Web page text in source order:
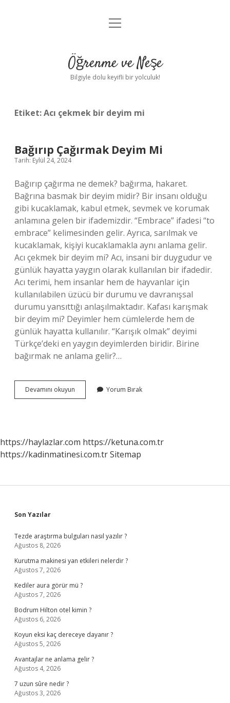
Anasayfa
Yasal Uyarı
menüyü
Öğrenme ve Neşe
Bilgiyle dolu keyifli bir yolculuk!
Etiket:Acı çekmek bir deyim mi
Bağırıp Çağırmak Deyim Mi
Tarih: Eylül 24, 2024
Bağırıp çağırma ne demek? bağırma, hakaret.
Bağrına basmak bir deyim midir? Bir insanı olduğu
gibi kucaklamak, kabul etmek, sevmek ve korumak
anlamına gelen bir ifademizdir. “Embrace” ifadesi “to
embrace” kelimesinden gelir. Ayrıca, sarılmak ve
kucaklamak, kişiyi kucaklamakla aynı anlama gelir.
Acı çekmek bir deyim mi? Acı, insani bir duygudur ve
günlük hayatta yaygın olarak kullanılan bir ifadedir.
Acı terimi, hem insanlar hem de hayvanlar için
kullanılabilen üzücü bir durumu ve davranışsal
durumu yansıttığı anlaşılmaktadır. Kafası karışmak
bir deyim mi? Deyimler hem cümlelerde hem de
günlük hayatta kullanılır. “Karışık olmak” deyimi
Türkçe’deki en yaygın deyimlerden biridir. Birine
bağırmak ne anlama gelir?…
Devamını okuyun
Çağırmak
Yorum Bırak
https://haylazlar.com https://ketuna.com.tr
https://kadinmatinesi.com.trSitemap
Sidebar
Son Yazılar
Tezde araştırma bulguları nasıl yazılır ?
Ağustos 8, 2026
Kurutma makinesi yan etkileri nelerdir ?
Ağustos 7, 2026
Kediler aura görür mü ?
Ağustos 7, 2026
Bodrum Hilton otel kimin ?
Ağustos 6, 2026
Koyun eksi kaç dereceye dayanır ?
Ağustos 5, 2026
Avantajlar ne anlama gelir ?
Ağustos 4, 2026
7 uzun sûre nedir ?
Ağustos 3, 2026